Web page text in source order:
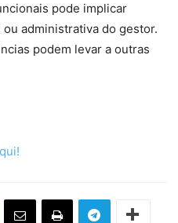
pode implicar
administrativa do gestor.
podem levar a outras